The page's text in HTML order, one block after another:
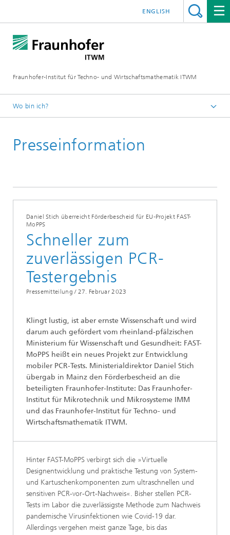
Fraunhofer-Institut für Techno- und Wirtschaftsmathematik ITWM
ENGLISH
Wo bin ich?
Presse|Aktuelles
Presseinformation
Daniel Stich überreicht Förderbescheid für EU-Projekt FAST-
MoPPS
Schneller zum
zuverlässigen PCR-
Testergebnis
Pressemitteilung / 27. Februar 2023
Klingt lustig, ist aber ernste Wissenschaft und wird
darum auch gefördert vom rheinland-pfälzischen
Ministerium für Wissenschaft und Gesundheit: FAST-
MoPPS heißt ein neues Projekt zur Entwicklung
mobiler PCR-Tests. Ministerialdirektor Daniel Stich
übergab in Mainz den Förderbescheid an die
beteiligten Fraunhofer-Institute: Das Fraunhofer-
Institut für Mikrotechnik und Mikrosysteme IMM
und das Fraunhofer-Institut für Techno- und
Wirtschaftsmathematik ITWM.
Hinter FAST-MoPPS verbirgt sich die »Virtuelle
Designentwicklung und praktische Testung von System-
und Kartuschenkomponenten zum ultraschnellen und
sensitiven PCR-vor-Ort-Nachweis«. Bisher stellen PCR-
Tests im Labor die zuverlässigste Methode zum Nachweis
pandemische Virusinfektionen wie Covid-19 dar.
Allerdings vergehen meist ganze Tage, bis das